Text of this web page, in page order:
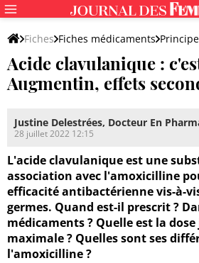
Fiches Fiches médicaments
Acide clavulanique :
Augmentin, effets
Justine Delestrées, Docteur En
28 juillet 2022 12:15
L'acide clavulanique est une
association avec l'amoxicilline
efficacité antibactérienne vis-à-
germes. Quand est-il prescrit ?
médicaments ? Quelle est la
maximale ? Quelles sont ses
l'amoxicilline ?